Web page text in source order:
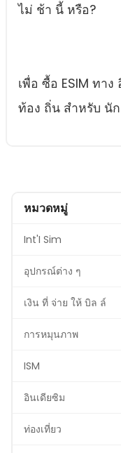
ไม่ ช้า นี้ หรือ?
เพื่อ ซื้อ ESIM ทาง
ท้อง ถิ่น สําหรับ นั
หมวดหมู่
Int'I Sim
อุปกรณ์ต่าง ๆ
เงิน ที่ จ่าย ให้ บิล ล์
การหมุนภาพ
ISM
อินเดียซิม
ท่องเที่ยว